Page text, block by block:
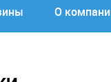
О